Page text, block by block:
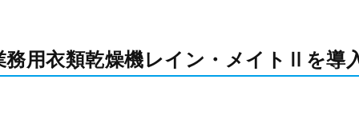
用衣類乾燥機レイン・メイトⅡを導